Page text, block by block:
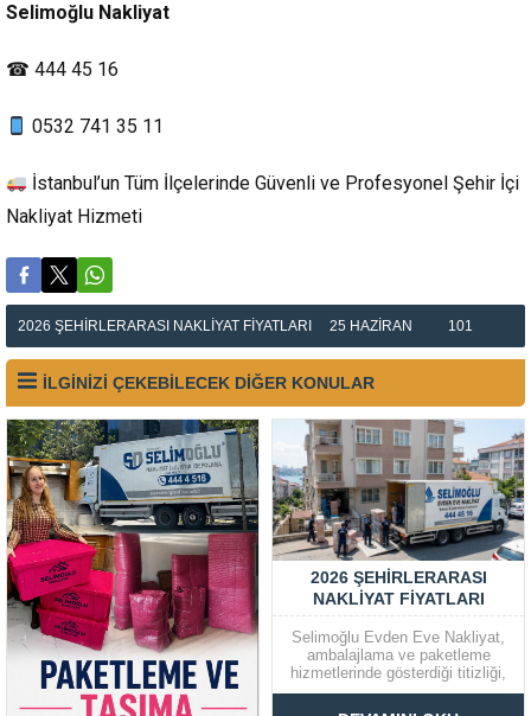
Selimoğlu Nakliyat
☎ 444 45 16
0532 741 35 11
İstanbul’un Tüm İlçelerinde Güvenli ve Profesyonel Şehir İçi
Nakliyat Hizmeti
2026 ŞEHIRLERARASI NAKLIYAT FIYATLARI 25 HAZIRAN 101
İLGİNİZİ ÇEKEBİLECEK DİĞER KONULAR
2026 ŞEHIRLERARASI
NAKLIYAT FIYATLARI
Selimoğlu Evden Eve Nakliyat,
ambalajlama ve paketleme
hizmetlerinde gösterdiği titizliği,
firmanın genel işleyişindeki